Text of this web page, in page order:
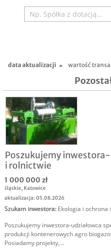
data aktualizacji wartość
Poszukujemy inwestora-
i rolnictwie
1 000 000 zł
śląskie, Katowice
aktualizacja: 05.08.2026
Szukam inwestora: Ekologia i ochrona
Poszukujemy inwestora-udziałowca
produkcji kontenerowych agro
Posiadamy projekty,...